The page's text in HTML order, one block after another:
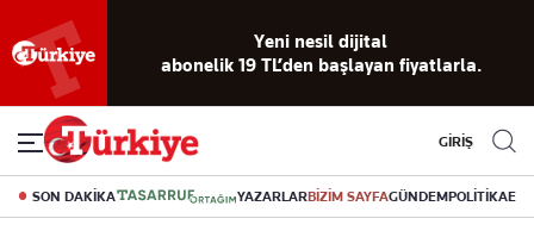
Yeni nesil dijital
abonelik 19 TL’den başlayan fiyatlarla.
GİRİŞ
SON DAKİKA YAZARLARBİZİM SAYFAGÜNDEMPOLİTİKA